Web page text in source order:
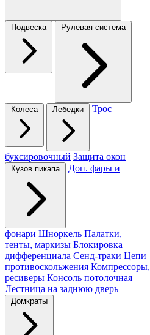
Подвеска Рулевая система
Колеса Лебедки Трос
буксировочный Защита окон
Кузов пикапа Доп. фары и
фонари Шноркель Палатки,
тенты, маркизы Блокировка
дифференциала Сенд-траки Цепи
противоскольжения Компрессоры,
ресиверы Консоль потолочная
Лестница на заднюю дверь
Домкраты